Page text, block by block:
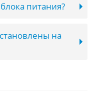
питания?
на